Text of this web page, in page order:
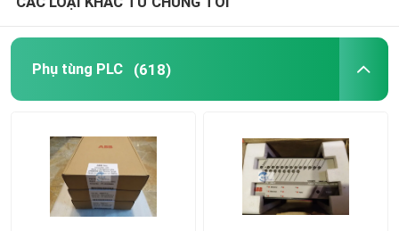
Westinghouse ovation
Mô-đun Yokogawa
Mô-đun Bachmann
Phụ tùng PLC (618)